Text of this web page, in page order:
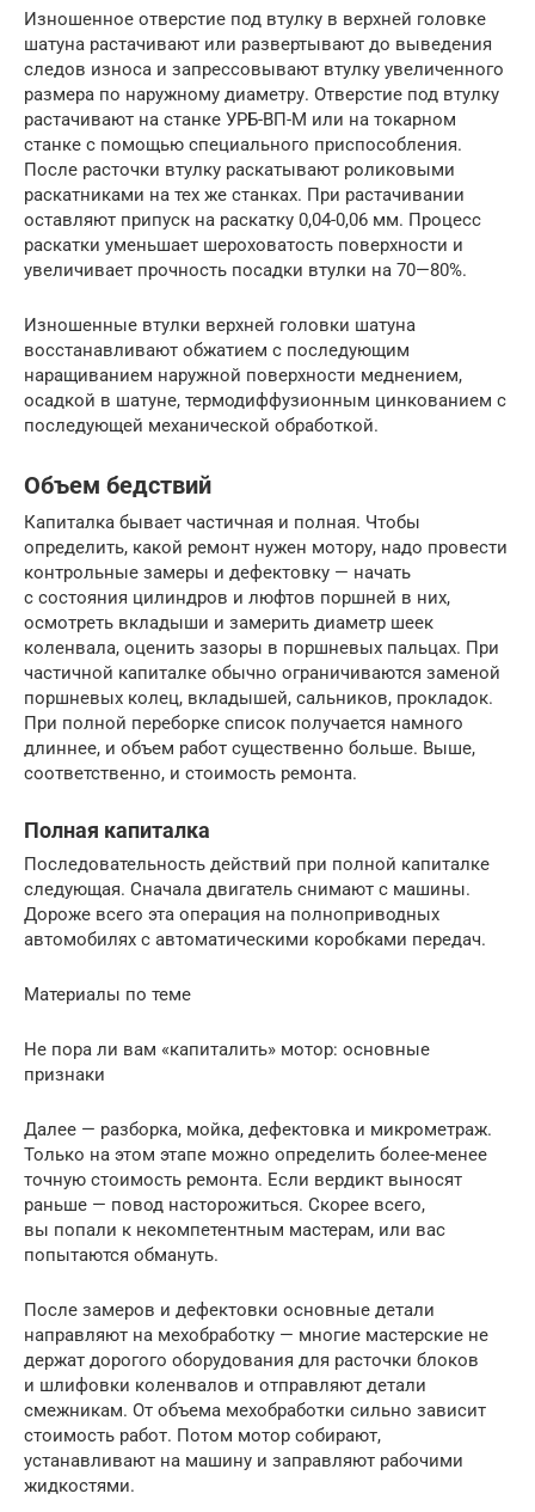
Изношенное отверстие под втулку в верхней головке
шатуна растачивают или развертывают до выведения
следов износа и запрессовывают втулку увеличенного
размера по наружному диаметру. Отверстие под втулку
растачивают на станке УРБ-ВП-М или на токарном
станке с помощью специального приспособления.
После расточки втулку раскатывают роликовыми
раскатниками на тех же станках. При растачивании
оставляют припуск на раскатку 0,04-0,06 мм. Процесс
раскатки уменьшает шероховатость поверхности и
увеличивает прочность посадки втулки на 70—80%.
Изношенные втулки верхней головки шатуна
восстанавливают обжатием с последующим
наращиванием наружной поверхности меднением,
осадкой в шатуне, термодиффузионным цинкованием с
последующей механической обработкой.
Объем бедствий
Капиталка бывает частичная и полная. Чтобы
определить, какой ремонт нужен мотору, надо провести
контрольные замеры и дефектовку — начать
с состояния цилиндров и люфтов поршней в них,
осмотреть вкладыши и замерить диаметр шеек
коленвала, оценить зазоры в поршневых пальцах. При
частичной капиталке обычно ограничиваются заменой
поршневых колец, вкладышей, сальников, прокладок.
При полной переборке список получается намного
длиннее, и объем работ существенно больше. Выше,
соответственно, и стоимость ремонта.
Полная капиталка
Последовательность действий при полной капиталке
следующая. Сначала двигатель снимают с машины.
Дороже всего эта операция на полноприводных
автомобилях с автоматическими коробками передач.
Материалы по теме
Не пора ли вам «капиталить» мотор: основные
признаки
Далее — разборка, мойка, дефектовка и микрометраж.
Только на этом этапе можно определить более-менее
точную стоимость ремонта. Если вердикт выносят
раньше — повод насторожиться. Скорее всего,
вы попали к некомпетентным мастерам, или вас
попытаются обмануть.
После замеров и дефектовки основные детали
направляют на мехобработку — многие мастерские не
держат дорогого оборудования для расточки блоков
и шлифовки коленвалов и отправляют детали
смежникам. От объема мехобработки сильно зависит
стоимость работ. Потом мотор собирают,
устанавливают на машину и заправляют рабочими
жидкостями.